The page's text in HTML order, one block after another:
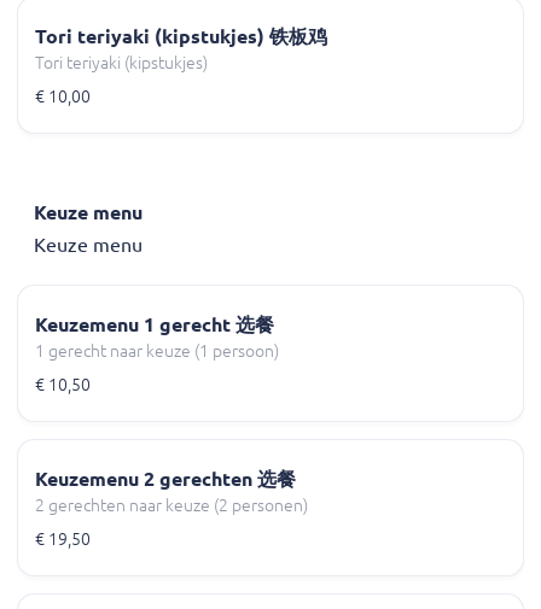
Tori teriyaki (kipstukjes) 铁板鸡
Tori teriyaki (kipstukjes)
€ 10,00
Keuze menu
Keuze menu
Keuzemenu 1 gerecht 选餐
1 gerecht naar keuze (1 persoon)
€ 10,50
Keuzemenu 2 gerechten 选餐
2 gerechten naar keuze (2 personen)
€ 19,50